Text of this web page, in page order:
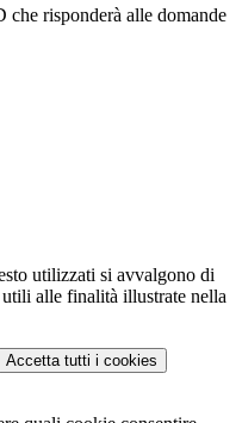
che risponderà alle domande
utilizzati si avvalgono di
alle finalità illustrate nella
Accetta tutti i cookies